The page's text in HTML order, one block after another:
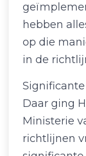
hebben
op die
in de
Daar ging
Ministerie
richtlijnen